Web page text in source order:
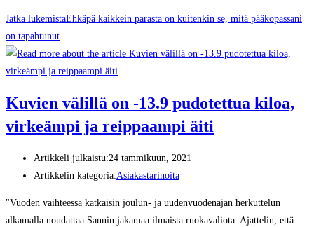
Jatka lukemistaEhkäpä kaikkein parasta on kuitenkin se, mitä pääkopassani
on tapahtunut
Kuvien välillä on -13.9 pudotettua kiloa,
virkeämpi ja reippaampi äiti
Artikkeli julkaistu:24 tammikuun, 2021
Artikkelin kategoria:Asiakastarinoita
"Vuoden vaihteessa katkaisin joulun- ja uudenvuodenajan herkuttelun
alkamalla noudattaa Sannin jakamaa ilmaista ruokavaliota. Ajattelin, että